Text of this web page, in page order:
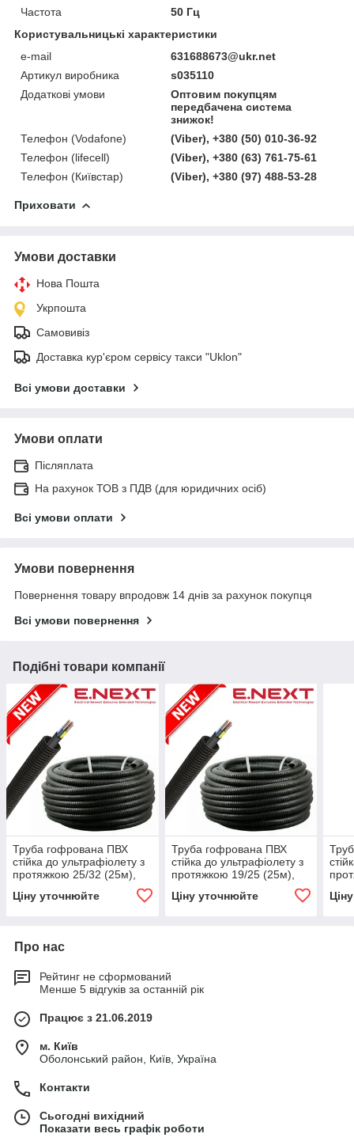
Частота
50 Гц
Користувальницькі характеристики
e-mail
631688673@ukr.net
Артикул виробника
s035110
Додаткові умови
Оптовим покупцям
передбачена система
знижок!
Телефон (Vodafone)
(Viber), +380 (50) 010-36-92
Телефон (lifecell)
(Viber), +380 (63) 761-75-61
Телефон (Київстар)
(Viber), +380 (97) 488-53-28
Приховати
Умови доставки
Нова Пошта
Укрпошта
Самовивіз
Доставка кур'єром сервісу такси "Uklon"
Всі умови доставки
Умови оплати
Післяплата
На рахунок ТОВ з ПДВ (для юридичних осіб)
Всі умови оплати
Умови повернення
Повернення товару впродовж 14 днів за рахунок покупця
Всі умови повернення
Подібні товари компанії
Труба гофрована ПВХ
стійка до ультрафіолету з
протяжкою 25/32 (25м),
Ціну уточнюйте
Труба гофрована ПВХ
стійка до ультрафіолету з
протяжкою 19/25 (25м),
Ціну уточнюйте
Про нас
Рейтинг не сформований
Менше 5 відгуків за останній рік
Працює з 21.06.2019
м. Київ
Оболонський район, Київ, Україна
Контакти
Сьогодні вихідний
Показати весь графік роботи